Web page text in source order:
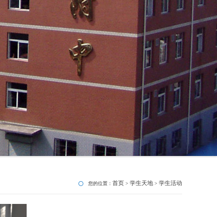
您的位置： 首页 > 学生天地 > 学生活动